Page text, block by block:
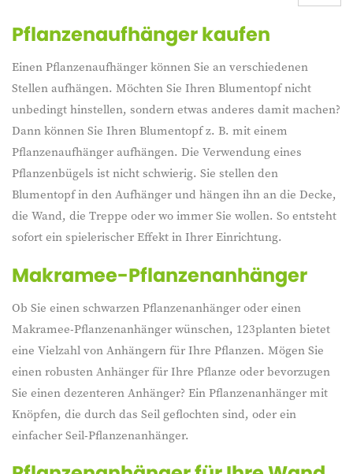
Pflanzenaufhänger kaufen
Einen Pflanzenaufhänger können Sie an verschiedenen
Stellen aufhängen. Möchten Sie Ihren Blumentopf nicht
unbedingt hinstellen, sondern etwas anderes damit machen?
Dann können Sie Ihren Blumentopf z. B. mit einem
Pflanzenaufhänger aufhängen. Die Verwendung eines
Pflanzenbügels ist nicht schwierig. Sie stellen den
Blumentopf in den Aufhänger und hängen ihn an die Decke,
die Wand, die Treppe oder wo immer Sie wollen. So entsteht
sofort ein spielerischer Effekt in Ihrer Einrichtung.
Makramee-Pflanzenanhänger
Ob Sie einen schwarzen Pflanzenanhänger oder einen
Makramee-Pflanzenanhänger wünschen, 123planten bietet
eine Vielzahl von Anhängern für Ihre Pflanzen. Mögen Sie
einen robusten Anhänger für Ihre Pflanze oder bevorzugen
Sie einen dezenteren Anhänger? Ein Pflanzenanhänger mit
Knöpfen, die durch das Seil geflochten sind, oder ein
einfacher Seil-Pflanzenanhänger.